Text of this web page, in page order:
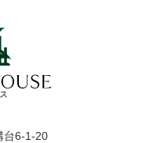
台6-1-20